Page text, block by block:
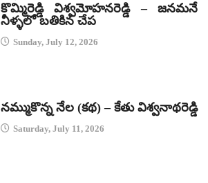
కొమ్మిరెడ్డి విశ్వమోహనరెడ్డి – జనమనే
నీళ్ళలో బతికిన చేప
Sunday, July 12, 2026
నమ్ముకొన్న నేల (కథ) – కేతు విశ్వనాథరెడ్డి
Saturday, July 11, 2026